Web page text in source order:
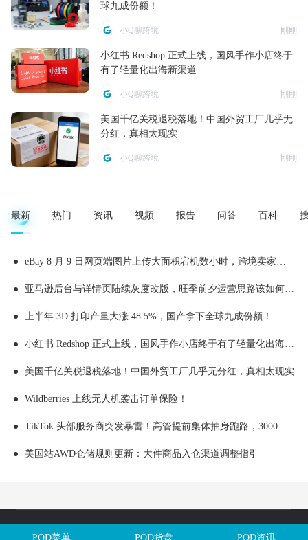
球九成份额！
小Q聊跨境 刚刚
小红书 Redshop 正式上线，国风手作小店终于
有了轻量化出海新渠道
小Q聊跨境 刚刚
美国千亿关税退税落地！中国外贸工厂几乎无
分红，真相太现实
小Q聊跨境 刚刚
最新 热门 资讯 视频 报告 问答 百科
eBay 8 月 9 日网页端图片上传大面积宕机数小时，跨境卖家上新受阻附实操应急处理办法
亚马逊后台与详情页陆续灰度改版，旺季前夕运营思路该如何顺势调整
上半年 3D 打印产量大涨 48.5%，国产拿下全球九成份额！
小红书 Redshop 正式上线，国风手作小店终于有了轻量化出海新渠道
美国千亿关税退税落地！中国外贸工厂几乎无分红，真相太现实
Wildberries 上线无人机袭击订单保险！
TikTok 头部服务商突发暴雷！高管提前集体抽身跑路，3000 万卖家资金一夜被套，上千跨境卖家惨遭踩雷
美国站AWD仓储规则更新：大件商品入仓渠道调整指引
Copyright @全球定制网All Rights Reserved. 闽ICP备2025106563号
POD菜单 POD货盘 POD资讯